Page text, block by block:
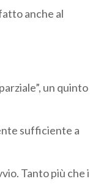
anche al
un quinto
sufficiente a
Tanto più che i